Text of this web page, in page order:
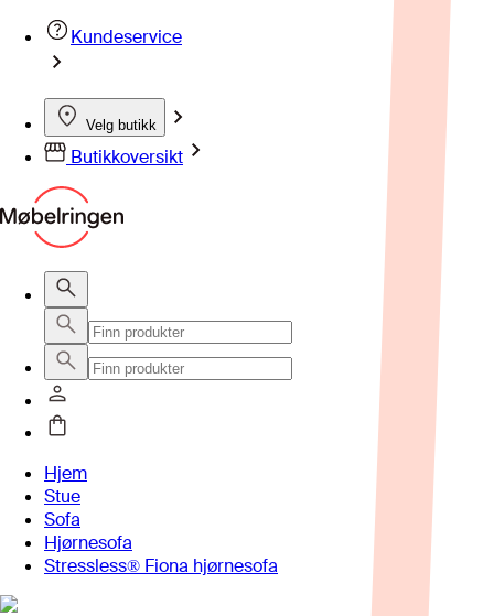
Kundeservice
Velg butikk
Butikkoversikt
Hjem
Stue
Sofa
Hjørnesofa
Stressless® Fiona hjørnesofa